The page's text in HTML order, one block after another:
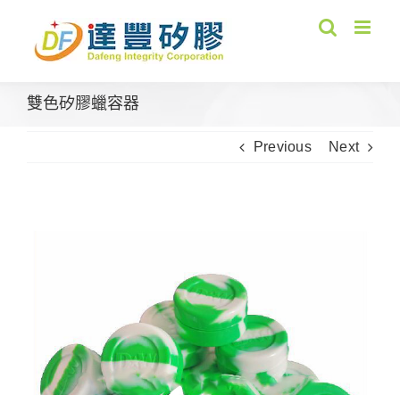
content
雙色矽膠蠟容器
Previous Next